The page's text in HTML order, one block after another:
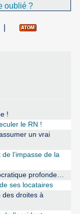
oublié ?
!
le RN !
un vrai
l’impasse de la
profonde…
ses locataires
des droites à